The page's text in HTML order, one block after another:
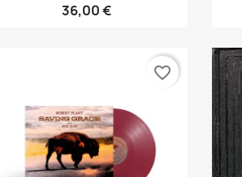
36,00 €
favorite_border